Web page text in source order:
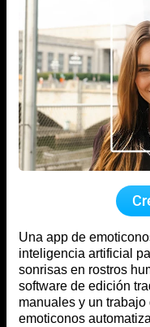
Una app de
inteligencia artificial
sonrisas en rostros
software de edición
manuales y un
emoticonos